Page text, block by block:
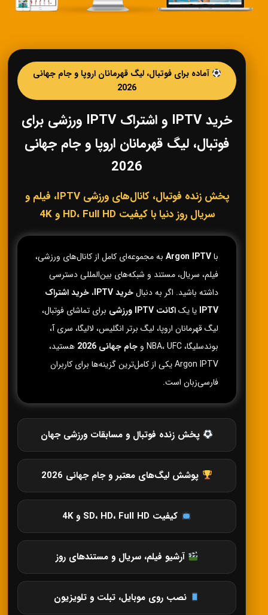
آماده برای فوتبال، لیگ قهرمانان اروپا و جام جهانی
2026
خرید IPTV و اشتراک IPTV ورزشی برای
فوتبال، لیگ قهرمانان اروپا و جام جهانی
2026
پخش زنده فوتبال، کانال‌های ورزشی IPTV، فیلم و
سریال روز دنیا با کیفیت HD، Full HD و 4K
باArgon IPTV به مجموعه‌ای کامل از کانال‌های ورزشی،
فیلم، سریال، مستند و شبکه‌های بین‌المللی دسترسی
داشته باشید. اگر به دنبالخرید IPTV ،خرید اشتراک
IPTV یا یکاکانت IPTV ورزشی
برای تماشای فوتبال،
لیگ قهرمانان اروپا، لیگ برتر انگلیس، لالیگا، سری آ،
بوندسلیگا، NBA، UFC و
جام جهانی 2026
هستید،
Argon IPTV یکی از کامل‌ترین گزینه‌ها برای کاربران
فارسی‌زبان است.
پخش زنده فوتبال و مسابقات ورزشی جهان
پوشش لیگ‌های معتبر و جام جهانی 2026
کیفیت SD، HD، Full HD و 4K
آرشیو فیلم، سریال و مستندهای روز
نصب روی موبایل، تبلت و تلویزیون